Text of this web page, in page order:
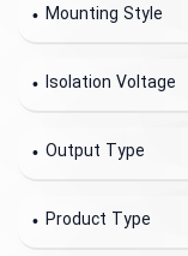
Mounting Style
Isolation Voltage
Output Type
Product Type